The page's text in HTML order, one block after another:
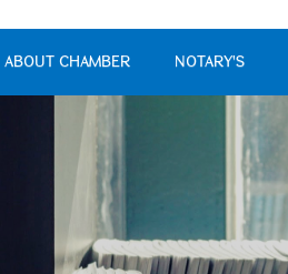
ABOUT CHAMBER NOTARY'S